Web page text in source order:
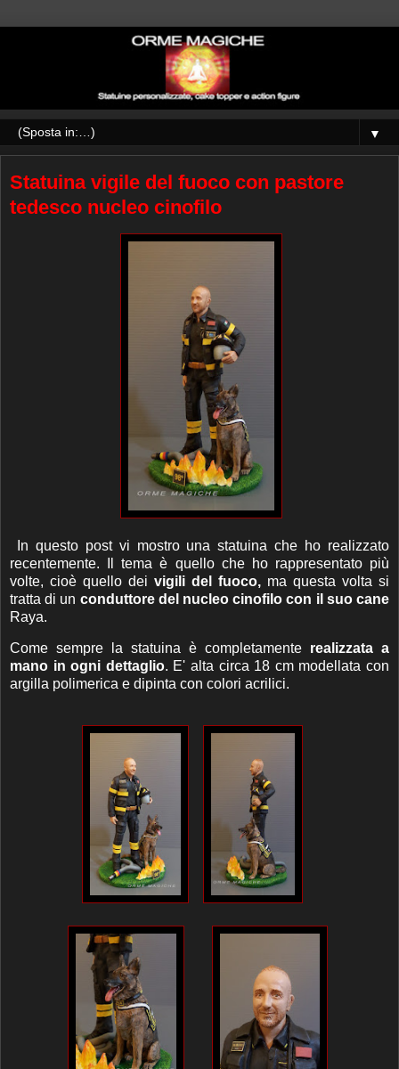
▼
Statuina vigile del fuoco con pastore
tedesco nucleo cinofilo
In questo post vi mostro una statuina che ho realizzato
recentemente. Il tema è quello che ho rappresentato più
volte, cioè quello dei vigili del fuoco, ma questa volta si
tratta di un conduttore del nucleo cinofilo con il suo cane
Raya.
Come sempre la statuina è completamente realizzata a
mano in ogni dettaglio. E' alta circa 18 cm modellata con
argilla polimerica e dipinta con colori acrilici.